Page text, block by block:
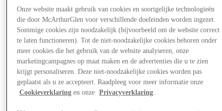
Onze website maakt gebruik van cookies en soortgelijke technologieën
die door McArthurGlen voor verschillende doeleinden worden ingezet.
Sommige cookies zijn noodzakelijk (bijvoorbeeld om de website correct
te laten functioneren). Tot de niet-noodzakelijke cookies behoren onder
meer cookies die het gebruik van de website analyseren, onze
marketingcampagnes op maat maken en de advertenties die u te zien
krijgt personaliseren. Deze niet-noodzakelijke cookies worden pas
geplaatst als u ze accepteert. Raadpleeg voor meer informatie onze
Cookieverklaring en onze Privacyverklaring